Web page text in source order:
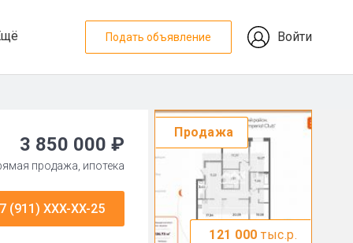
Подать объявление Войти
3 850 000 ₽
продажа, ипотека
(911) XXX-XX-25
Продажа
121 000 тыс.р.